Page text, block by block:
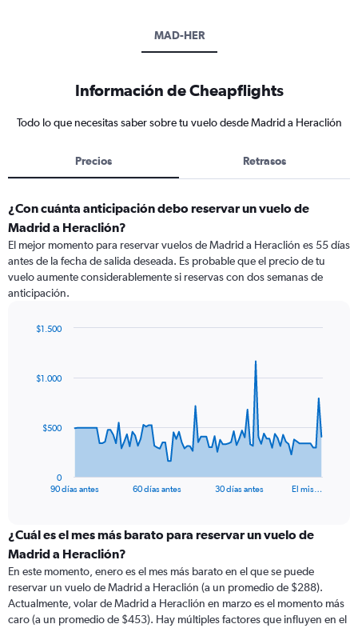
MAD-HER
Información de Cheapflights
Todo lo que necesitas saber sobre tu vuelo desde Madrid a Heraclión
Precios Retrasos
¿Con cuánta anticipación debo reservar un vuelo de
Madrid a Heraclión?
El mejor momento para reservar vuelos de Madrid a Heraclión es 55 días
antes de la fecha de salida deseada. Es probable que el precio de tu
vuelo aumente considerablemente si reservas con dos semanas de
anticipación.
data
The
categories.
Range:
categories.
The
chart
has
90 días antes 60 días antes 30 días antes El mis…
0
$500
$1.000
$1.500
¿Cuál es el mes más barato para reservar un vuelo de
Madrid a Heraclión?
En este momento, enero es el mes más barato en el que se puede
reservar un vuelo de Madrid a Heraclión (a un promedio de $288).
Actualmente, volar de Madrid a Heraclión en marzo es el momento más
caro (a un promedio de $453). Hay múltiples factores que influyen en el